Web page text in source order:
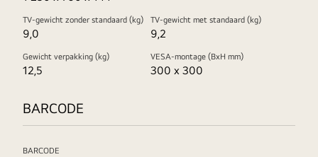
TV-gewicht zonder standaard (kg)
9,0
TV-gewicht met standaard (kg)
9,2
Gewicht verpakking (kg)
12,5
VESA-montage (BxH mm)
300 x 300
BARCODE
BARCODE